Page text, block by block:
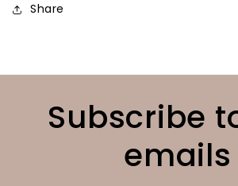
Share
Subscribe
emails